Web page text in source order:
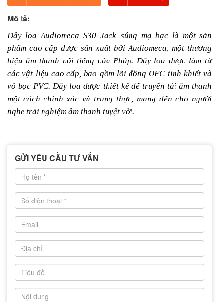
Mô tả:
Dây loa Audiomeca S30 Jack súng mạ bạc là một sản
phẩm cao cấp được sản xuất bởi Audiomeca, một thương
hiệu âm thanh nổi tiếng của Pháp. Dây loa được làm từ
các vật liệu cao cấp, bao gồm lõi đồng OFC tinh khiết và
vỏ bọc PVC. Dây loa được thiết kế để truyền tải âm thanh
một cách chính xác và trung thực, mang đến cho người
nghe trải nghiệm âm thanh tuyệt vời.
GỬI YÊU CẦU TƯ VẤN